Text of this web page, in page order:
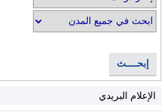
إبحــــث
الإعلام البريدي